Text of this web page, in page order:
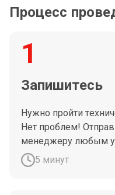
Процесс
1
Запишитесь
Нужно пройти
Нет проблем!
менеджеру любым
5 минут